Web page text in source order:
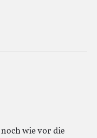
wie vor die